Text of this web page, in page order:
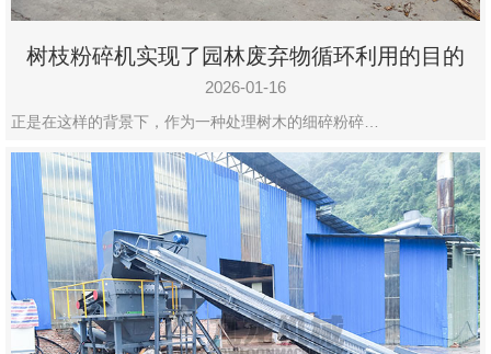
树枝粉碎机实现了园林废弃物循环利用的目的
2026-01-16
正是在这样的背景下，作为一种处理树木的细碎粉碎…